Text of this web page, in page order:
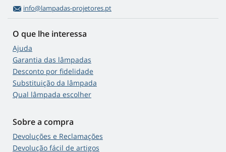
info@lampadas-projetores.pt
O que lhe interessa
Ajuda
Garantia das lâmpadas
Desconto por fidelidade
Substituição da lâmpada
Qual lâmpada escolher
Sobre a compra
Devoluções e Reclamações
Devolução fácil de artigos